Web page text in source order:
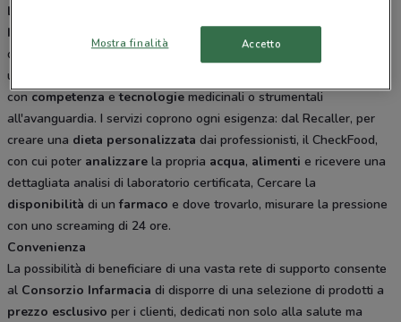
L'accento sulla Salute
Il consorzio Infarmacia
mette l'accento sul
: l'obiettivo di
questo network di farmacie è farsi
una
con competenza etecnologie medicinali o strumentali
all'avanguardia. I servizi coprono ogni esigenza: dal Recaller, per
creare una dieta personalizzata dai professionisti, il CheckFood,
con cui poter analizzare la propria acqua, alimenti e ricevere una
dettagliata analisi di laboratorio certificata, Cercare la
disponibilità di unfarmaco e dove trovarlo, misurare la pressione
con uno screaming di 24 ore.
Convenienza
La possibilità di beneficiare di una vasta rete di supporto consente
al Consorzio Infarmacia di disporre di una selezione di prodotti a
prezzo esclusivo per i clienti, dedicati non solo alla salute ma
Mostra finalità Accetto